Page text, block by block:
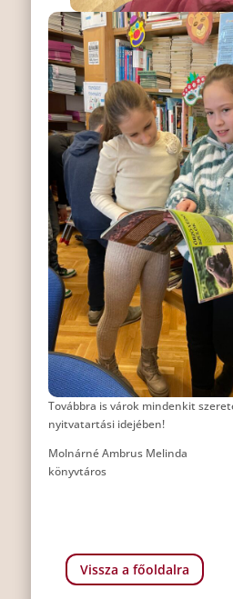
Továbbra is várok mindenkit
nyitvatartási idejében!
Molnárné Ambrus Melinda
könyvtáros
Vissza a főoldalra